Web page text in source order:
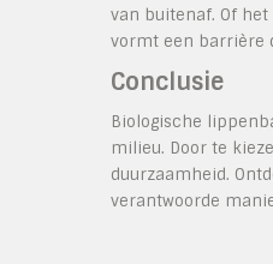
van buitenaf. Of
vormt een barrière
Conclusie
Biologische
milieu. Door te
duurzaamheid.
verantwoorde